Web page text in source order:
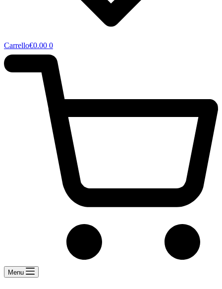
Carrello€0.00 0
Menu